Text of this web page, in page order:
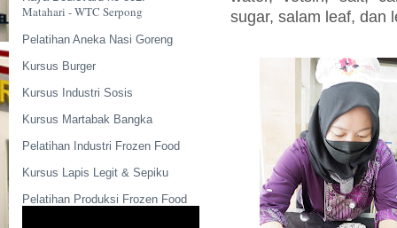
Matahari - WTC Serpong
Pelatihan Aneka Nasi Goreng
Kursus Burger
Kursus Industri Sosis
Kursus Martabak Bangka
Pelatihan Industri Frozen Food
Kursus Lapis Legit & Sepiku
Pelatihan Produksi Frozen Food
sugar, salam leaf, dan